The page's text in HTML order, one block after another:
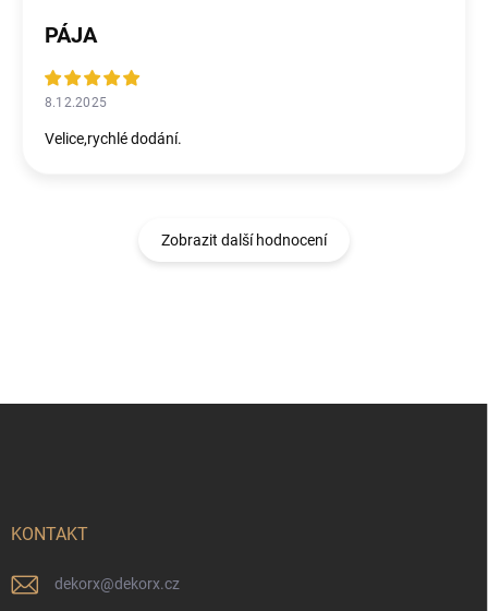
PÁJA
8.12.2025
Velice,rychlé dodání.
Zobrazit další hodnocení
KONTAKT
dekorx@dekorx.cz